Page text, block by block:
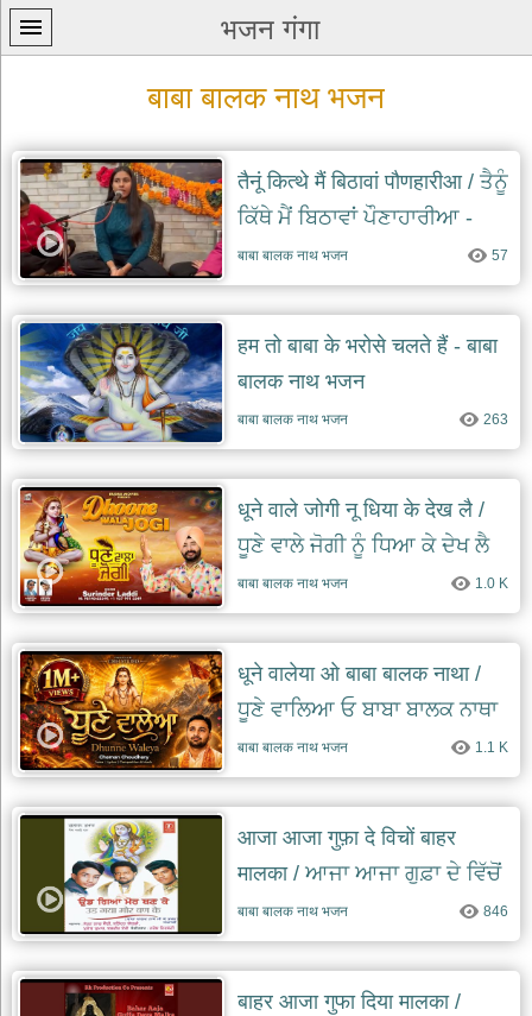
भजन गंगा
प्रथम
पन्ना
home
कृष्ण
भजन
krishna
bhajans
शिव
भजन
bhajans
हनुमान
भजन
hanuman
bhajans
भजन
sai
bhajans
जैन
भजन
jain
bhajans
गणेश
भजन
ganesh
bhajans
बाबा बालक नाथ भजन
तैनूं कित्थे मैं बिठावां पौणहारीआ / ਤੈਨੂੰ
ਕਿੱਥੇ ਮੈਂ ਬਿਠਾਵਾਂ ਪੌਣਾਹਾਰੀਆ -
ਨਵਾਂ ਭਜਨ
बाबा बालक नाथ भजन 57
हम तो बाबा के भरोसे चलते हैं - बाबा
बालक नाथ भजन
बाबा बालक नाथ भजन 263
धूने वाले जोगी नू धिया के देख लै /
ਧੂਣੇ ਵਾਲੇ ਜੋਗੀ ਨੂੰ ਧਿਆ ਕੇ ਦੇਖ ਲੈ
बाबा बालक नाथ भजन 1.0 K
धूने वालेया ओ बाबा बालक नाथा /
ਧੂਣੇ ਵਾਲਿਆ ਓ ਬਾਬਾ ਬਾਲਕ ਨਾਥਾ
बाबा बालक नाथ भजन 1.1 K
आजा आजा गुफ़ा दे विचों बाहर
मालका / ਆਜਾ ਆਜਾ ਗੁਫ਼ਾ ਦੇ ਵਿੱਚੋਂ
ਬਾਹਰ ਮਾਲਕਾ
बाबा बालक नाथ भजन 846
बाहर आजा गुफा दिया मालका /